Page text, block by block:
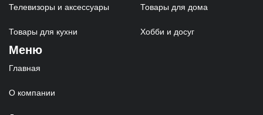
Телевизоры и аксессуары Товары для дома
Товары для кухни Хобби и досуг
Меню
Главная
О компании